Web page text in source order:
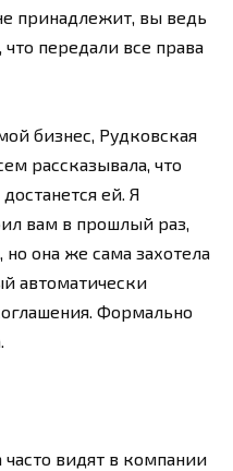
принадлежит, вы ведь
передали все права
бизнес, Рудковская
рассказывала, что
ей. Я
вам в прошлый раз,
но она же сама захотела
автоматически
Формально
видят в компании